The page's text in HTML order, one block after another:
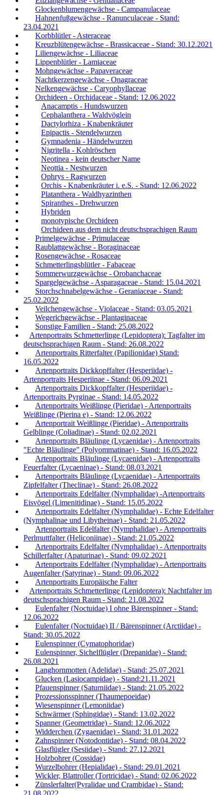
Glockenblumengewächse - Campanulaceae
Hahnenfußgewächse - Ranunculaceae - Stand:
23.04.2021
Korbblütler - Asteraceae
Kreuzblütengewächse - Brassicaceae - Stand: 30.12.2021
Liliengewächse - Liliaceae
Lippenblütler - Lamiaceae
Mohngewächse - Papaveraceae
Nachtkerzengewächse - Onagraceae
Nelkengewächse - Caryophyllaceae
Orchideen - Orchidaceae - Stand: 12.06.2022
Anacamptis - Hundswurzen
Cephalanthera - Waldvöglein
Dactylorhiza - Knabenkräuter
Epipactis - Stendelwurzen
Gymnadenia - Händelwurzen
Nigritella - Kohlröschen
Neotinea - kein deutscher Name
Neottia - Nestwurzen
Ophrys - Ragwurzen
Orchis - Knabenkräuter i. e.S. - Stand: 12.06.2022
Platanthera - Waldhyazinthen
Spiranthes - Drehwurzen
Hybriden
monotypische Orchideen
Orchideen aus dem nicht deutschsprachigen Raum
Primelgewächse - Primulaceae
Raublattgewächse - Boraginaceae
Rosengewächse - Rosaceae
Schmetterlingsblütler - Fabaceae
Sommerwurzgewächse - Orobanchaceae
Spargelgewächse - Asparagaceae - Stand: 15.04.2021
Storchschnabelgewächse - Geraniaceae - Stand:
25.02.2022
Veilchengewächse - Violaceae - Stand: 03.05.2021
Wegerichgewächse - Plantaginaceae
Sonstige Familien - Stand: 25.08.2022
Artenportraits Schmetterlinge (Lepidoptera): Tagfalter im
deutschsprachigen Raum - Stand: 26.08.2022
Artenportraits Ritterfalter (Papilionidae) Stand:
16.05.2022
Artenportraits Dickkopffalter (Hesperiidae) -
Artenportraits Hesperiinae - Stand: 06.09.2021
Artenportraits Dickkopffalter (Hesperiidae) -
Artenportraits Pyrginae - Stand: 14.05.2022
Artenportraits Weißlinge (Pieridae) - Artenportraits
Weißlinge (Pierina e) - Stand: 12.06.2022
Artenportrait Weißlinge (Pieridae) - Artenportraits
Gelblinge (Coliadinae) - Stand: 02.02.2021
Artenportraits Bläulinge (Lycaenidae) - Artenportraits
"Echte Bläulinge" (Polyommatinae) - Stand: 16.05.2022
Artenportraits Bläulinge (Lycaenidae) - Artenportraits
Feuerfalter (Lycaeninae) - Stand: 08.03.2021
Artenportraits Bläulinge (Lycaenidae) - Artenportraits
Zipfelfalter (Theclinae) - Stand: 26.08.2022
Artenportraits Edelfalter (Nymphalidae) -Artenportraits
Eisvögel (Limenitidinae) - Stand: 15.05.2022
Artenportraits Edelfalter (Nymphalidae) - Echte Edelfalter
(Nymphalinae und Libytheinae) - Stand: 21.05.2022
Artenportraits Edelfalter (Nymphalidae) - Artenportraits
Perlmuttfalter (Heliconiinae) - Stand: 21.05.2022
Artenportraits Edelfalter (Nymphalidae) - Artenportraits
Schillerfalter (Apaturinae) - Stand: 09.02.2021
Artenportraits Edelfalter (Nymphalidae) - Artenportraits
Augenfalter (Satyrinae) - Stand: 09.06.2022
Artenportraits Europäische Falter
Artenportraits Schmetterlinge (Lepidoptera): Nachtfalter im
deutschsprachigen Raum - Stand: 21.08.2022
Eulenfalter (Noctuidae) I ohne Bärenspinner - Stand:
12.06.2022
Eulenfalter (Noctuidae) II / Bärenspinner (Arctiidae) -
Stand: 30.05.2022
Eulenspinner (Cymatophoridae)
Eulenspinner, Sichelflügler (Drepanidae) - Stand:
26.08.2021
Langhornmotten (Adelidae) - Stand: 25.07.2021
Glucken (Lasiocampidae) - Stand:21.11.2021
Pfauenspinner (Saturniidae) - Stand: 21.05.2022
Prozessionsspinner (Thaumepoeidae)
Wiesenspinner (Lemoniidae)
Schwärmer (Sphingidae) - Stand: 13.02.2022
Spanner (Geometridae) - Stand: 12.06.2022
Widderchen (Zygaenidae) - Stand: 31.01.2022
Zahnspinner (Notodontidae) - Stand: 08.04.2022
Glasflügler (Sesiidae) - Stand: 27.12.2021
Holzbohrer (Cossidae)
Wurzelbohrer (Hepialidae) - Stand: 29.01.2021
Wickler, Blattroller (Tortricidae) - Stand: 02.06.2022
Zünslerfalter(Pyralidae und Crambidae) - Stand: